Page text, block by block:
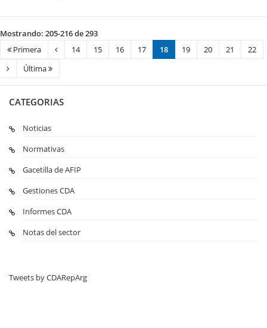
Mostrando: 205-216 de 293
Primera
14 15 16 17 18 19 20 21
22
Última
CATEGORIAS
Noticias
Normativas
Gacetilla de AFIP
Gestiones CDA
Informes CDA
Notas del sector
Tweets by CDARepArg